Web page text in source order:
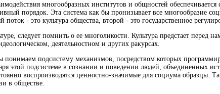
многообразных институтов и общностей
порядок. Эта система как бы пронизывает все многообразие
- это культура общества, второй - это государственное
следует помнить о ее многоликости. Культура предстает перед
деятельностном и других ракурсах.
понимаем подсистему механизмов, посредством которых
этой подсистеме в сознании и поведении людей, объединенных
воспроизводятся ценностно-значимые для социума образцы.
в обществе.